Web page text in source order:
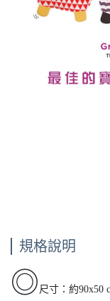
規格說明
◎ 尺寸：約90x50